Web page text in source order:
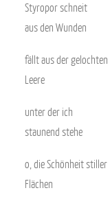
Styropor schneit
aus den Wunden
fällt aus der gelochten
Leere
unter der ich
staunend stehe
o, die Schönheit stiller
Flächen